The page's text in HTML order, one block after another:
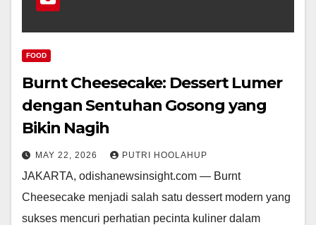
FOOD
Burnt Cheesecake: Dessert Lumer
dengan Sentuhan Gosong yang
Bikin Nagih
MAY 22, 2026 PUTRI HOOLAHUP
JAKARTA, odishanewsinsight.com — Burnt
Cheesecake menjadi salah satu dessert modern yang
sukses mencuri perhatian pecinta kuliner dalam